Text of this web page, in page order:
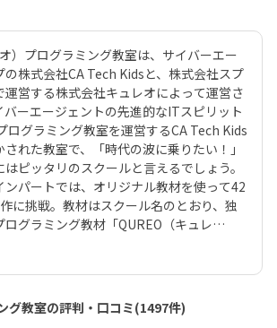
）プログラミング教室は、サイバーエー
の株式会社CA Tech Kidsと、株式会社スプ
運営する株式会社キュレオによって運営さ
バーエージェントの先進的なITスピリット
ログラミング教室を運営するCA Tech Kids
れた教室で、「時代の波に乗りたい！」
ピッタリのスクールと言えるでしょう。
ンパートでは、オリジナル教材を使って42
に挑戦。教材はスクール名のとおり、独
ログラミング教材「QUREO（キュレ
ゲームのような感覚でサクサク進められ
容が学べるのが魅力。子どもにとっても
」がないので、楽しくゲームをクリアし
でどんどん学習を進めていけます。教材
、実際にスマホゲーム開発で使用されて
グ教室の評判・口コミ(1497件)